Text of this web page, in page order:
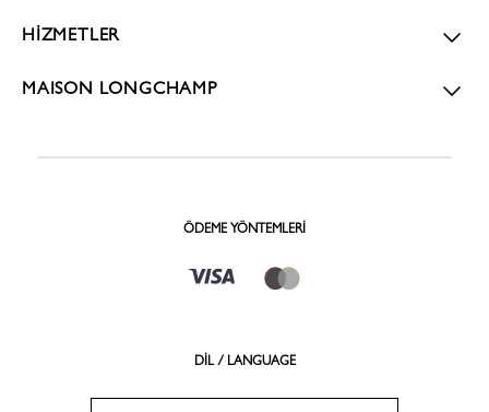
HİZMETLER
MAISON LONGCHAMP
ÖDEME YÖNTEMLERI
DİL / LANGUAGE